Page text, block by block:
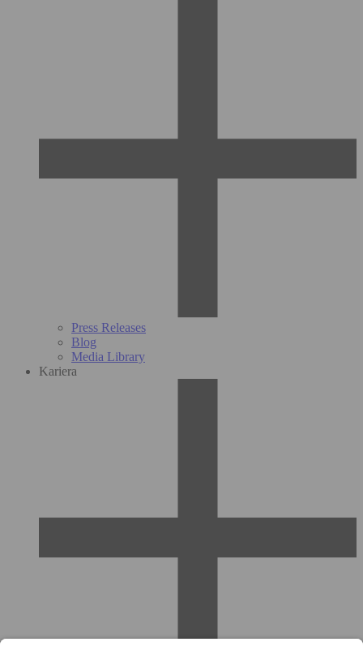
Press Releases
Blog
Media Library
Kariera